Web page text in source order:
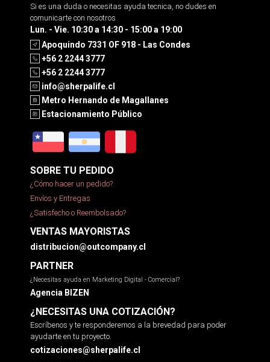
Si es una duda o necesitas ayuda tecnica, no dudes en
comunicarte con nosotros
Lun. - Vie. 10:30 a 14:30 - 15:00 a 19:00
Apoquindo 7331 OF 918 - Las Condes
+56 2 2244 3777
+56 2 2244 3777
info@sherpalife.cl
Metro Hernando de Magallanes
Estacionamiento Público
SOBRE TU PEDIDO
¿Cómo hacer un pedido?
Envíos y Entregas
¿Satisfecho o Reembolsado?
VENTAS MAYORISTAS
distribucion@outcompany.cl
PARTNER
¿Necesitas ayuda en Marketing Digital - Comercial?
Agencia BIZEN
¿NECESITAS UNA COTIZACIÓN?
Escríbenos y te responderemos a la brevedad para poder
ayudarte en tu proyecto.
cotizaciones@sherpalife.cl